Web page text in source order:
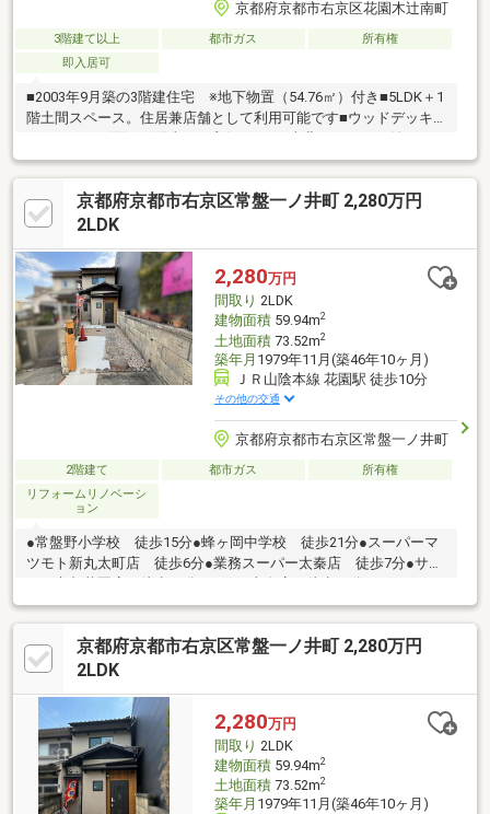
京都府京都市右京区花園木辻南町
3階建て以上 都市ガス
所有権
即入居可
■2003年9月築の3階建住宅 ※地下物置（54.76㎡）付き■5LDK＋1
階土間スペース。住居兼店舗として利用可能です■ウッドデッキ
め採光・通風良好■普通車一台分の駐車スペースがございます
【建物延面積】228.84㎡（69.22坪）【前面道路】幅員約6.5m、北
側間口約5.8m【アクセス】 JR「花園」駅まで徒歩9分 京福
「妙心寺」駅まで徒歩16分【周辺施設】「セブンイレブン西小路
「生鮮館なかむら円町店」徒歩7分「京都市立花園小学校」徒歩5
分
京都府京都市右京区常盤一ノ井町 2,280万円
2LDK
2,280万円
間取り 2LDK
建物面積59.94m2
土地面積73.52m2
築年月 1979年11月(築46年10ヶ月)
ＪＲ山陰本線 花園駅 徒歩10分
その他の交通
京都府京都市右京区常盤一ノ井町
2階建て 都市ガス
所有権
リフォームリノベーシ
ョン
●常盤野小学校 徒歩15分●蜂ヶ岡中学校 徒歩21分●スーパーマ
ツモト新丸太町店 徒歩6分●業務スーパー太秦店 徒歩7分●サン
パーマーケットライクス常盤店 徒歩14分●マツヤデンキ太秦
店 徒歩4分●セブンイレブン京都双ヶ丘 徒歩3分●ダイソー京都
太秦店 徒歩5分●ダックス右京太秦店 徒歩5分●京都ならびがお
か病院 徒歩4分●京都中央信用金庫常盤東支店 徒歩6.分●東映太
京都府京都市右京区常盤一ノ井町 2,280万円
2LDK
2,280万円
間取り 2LDK
建物面積59.94m2
土地面積73.52m2
築年月 1979年11月(築46年10ヶ月)